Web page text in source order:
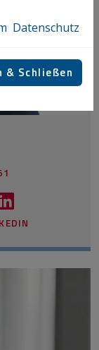
Datenschutz
& Schließen